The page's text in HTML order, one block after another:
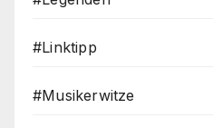
#Linktipp
#Musikerwitze